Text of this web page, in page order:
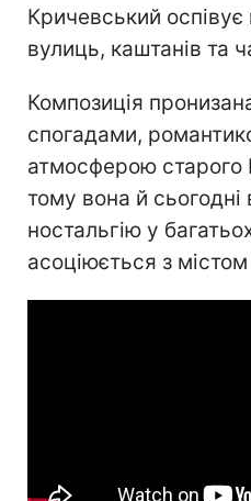
Кричевський оспівує
вулиць, каштанів та
Композиція
спогадами,
атмосферою старого
тому вона й сьогодні
ностальгію у
асоціюється з